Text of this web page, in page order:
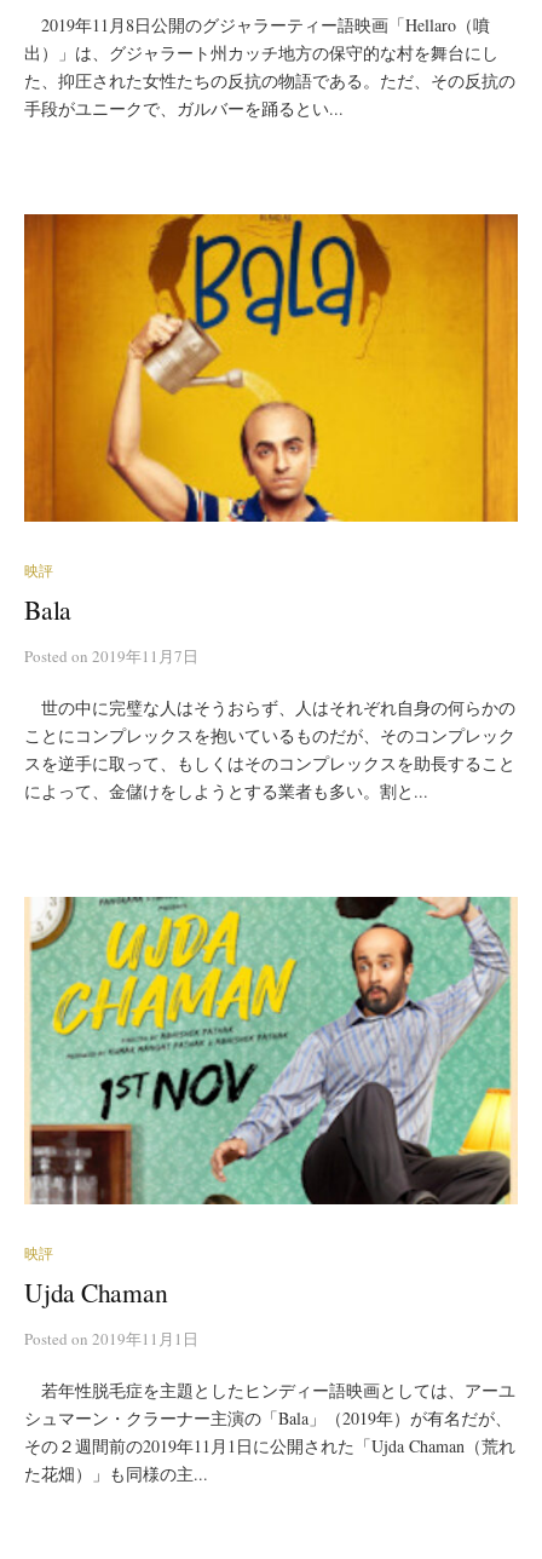
2019年11月8日公開のグジャラーティー語映画「Hellaro（噴
出）」は、グジャラート州カッチ地方の保守的な村を舞台にし
た、抑圧された女性たちの反抗の物語である。ただ、その反抗の
手段がユニークで、ガルバーを踊るとい...
映評
Bala
Posted on 2019年11月7日
世の中に完璧な人はそうおらず、人はそれぞれ自身の何らかの
ことにコンプレックスを抱いているものだが、そのコンプレック
スを逆手に取って、もしくはそのコンプレックスを助長すること
によって、金儲けをしようとする業者も多い。割と...
映評
Ujda Chaman
Posted on 2019年11月1日
若年性脱毛症を主題としたヒンディー語映画としては、アーユ
シュマーン・クラーナー主演の「Bala」（2019年）が有名だが、
その２週間前の2019年11月1日に公開された「Ujda Chaman（荒れ
た花畑）」も同様の主...